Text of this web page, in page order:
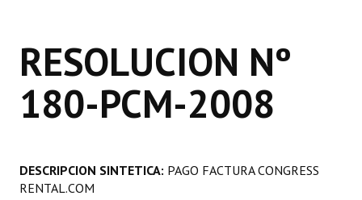
LEGISLACIÓN
Constitución Nacional
Constitución Provincial
Reglamento Interno
RESOLUCION Nº
180-PCM-2008
DESCRIPCION SINTETICA: PAGO FACTURA CONGRESS
RENTAL.COM